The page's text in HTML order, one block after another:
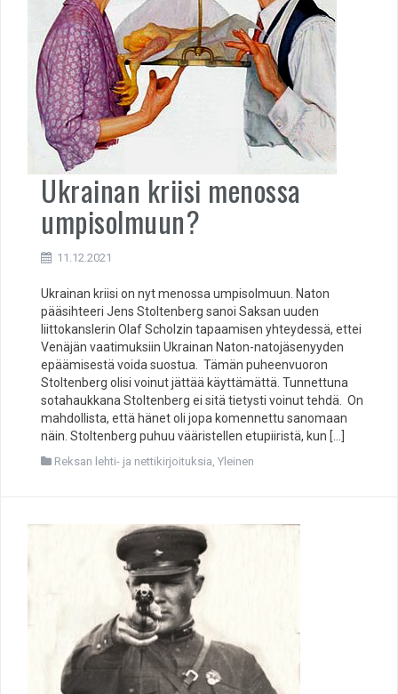
Ukrainan kriisi menossa
umpisolmuun?
11.12.2021
Ukrainan kriisi on nyt menossa umpisolmuun. Naton
pääsihteeri Jens Stoltenberg sanoi Saksan uuden
liittokanslerin Olaf Scholzin tapaamisen yhteydessä, ettei
Venäjän vaatimuksiin Ukrainan Naton-natojäsenyyden
epäämisestä voida suostua. Tämän puheenvuoron
Stoltenberg olisi voinut jättää käyttämättä. Tunnettuna
sotahaukkana Stoltenberg ei sitä tietysti voinut tehdä. On
mahdollista, että hänet oli jopa komennettu sanomaan
näin. Stoltenberg puhuu vääristellen etupiiristä, kun […]
Reksan lehti- ja nettikirjoituksia, Yleinen